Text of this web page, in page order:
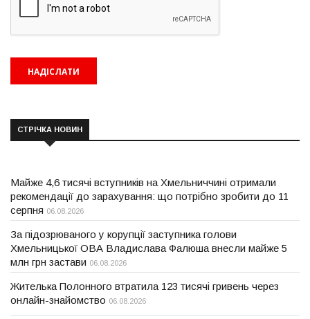
СТРІЧКА НОВИН
Майже 4,6 тисячі вступників на Хмельниччині отримали
рекомендації до зарахування: що потрібно зробити до 11
серпня 06.08.2026
За підозрюваного у корупції заступника голови
Хмельницької ОВА Владислава Фалюша внесли майже 5
млн грн застави 06.08.2026
Жителька Полонного втратила 123 тисячі гривень через
онлайн-знайомство 06.08.2026